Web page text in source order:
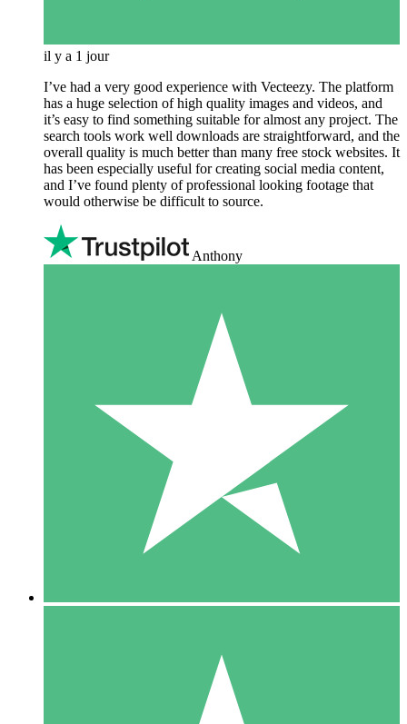
il y a 1 jour
I’ve had a very good experience with Vecteezy. The platform
has a huge selection of high quality images and videos, and
it’s easy to find something suitable for almost any project. The
search tools work well downloads are straightforward, and the
overall quality is much better than many free stock websites. It
has been especially useful for creating social media content,
and I’ve found plenty of professional looking footage that
would otherwise be difficult to source.
Anthony